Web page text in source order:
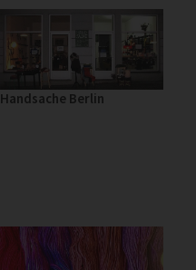
Handsache Berlin